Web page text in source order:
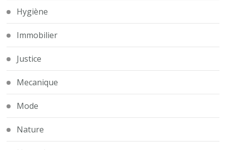
Hygiène
Immobilier
Justice
Mecanique
Mode
Nature